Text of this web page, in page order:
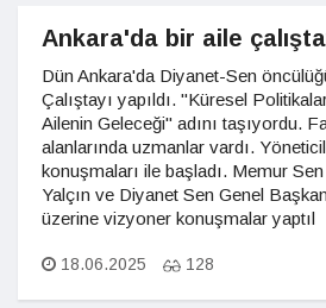
Ankara'da bir aile
Dün Ankara'da Diyanet-Sen
Çalıştayı yapıldı. "Küresel
Ailenin Geleceği" adını taşıyordu.
alanlarında uzmanlar vardı.
konuşmaları ile başladı. Memur
Yalçın ve Diyanet Sen Genel
üzerine vizyoner konuşmalar yaptıl
18.06.2025 128